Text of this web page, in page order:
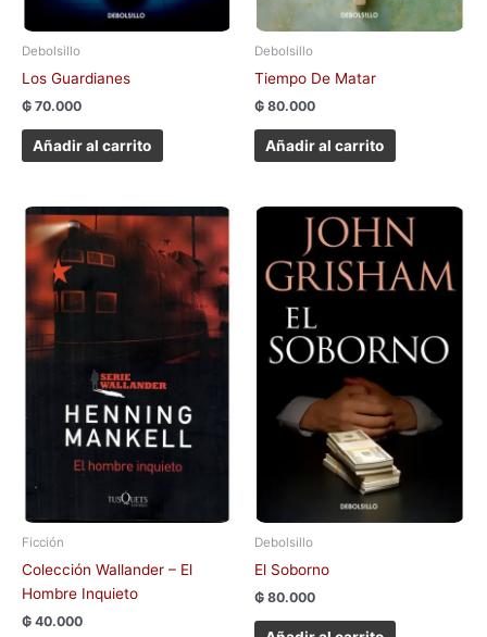
Debolsillo
Los Guardianes
₲ 70.000
Añadir al carrito
Debolsillo
Tiempo De Matar
₲ 80.000
Añadir al carrito
Ficción
Colección Wallander – El
Hombre Inquieto
₲ 40.000
Debolsillo
El Soborno
₲ 80.000